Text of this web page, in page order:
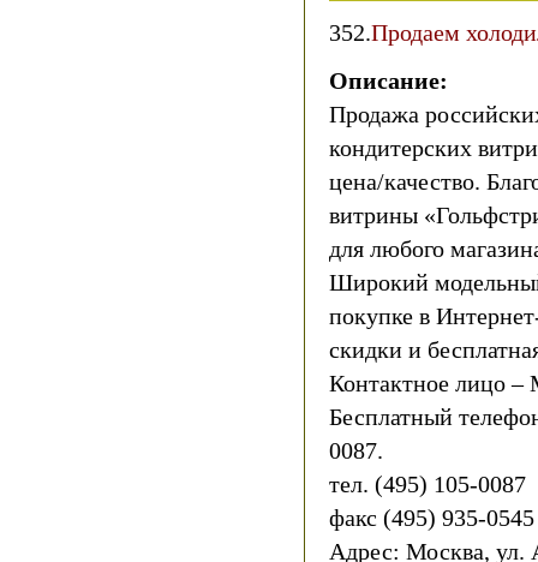
352.Продаем
Описание:
Продажа
кондитерских
цена/качество.
витрины
для любого
Широкий
покупке в
скидки и
Контактное лицо –
Бесплатный
0087.
тел. (495) 105-0087
факс (495) 935-0545
Адрес: Москва, ул.